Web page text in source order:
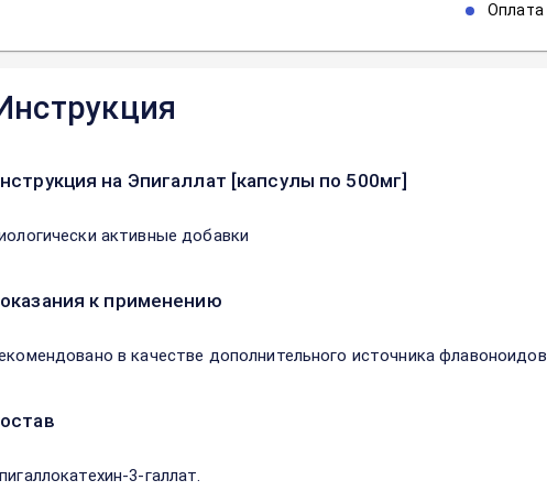
Оплата
на Эпигаллат [капсулы по 500мг]
активные добавки
к применению
в качестве дополнительного источника
3-галлат.